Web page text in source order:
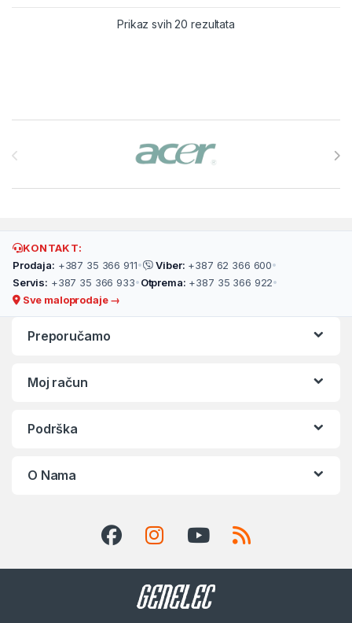
Prikaz svih 20 rezultata
KONTAKT:
Prodaja: +387 35 366 911• Viber: +387 62 366 600•
Servis: +387 35 366 933• Otprema: +387 35 366 922•
Sve maloprodaje →
Preporučamo
Moj račun
Podrška
O Nama